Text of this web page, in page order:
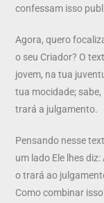
confessam isso
Agora, quero
o seu Criador? O
jovem, na tua
tua mocidade;
trará a julgamento.
Pensando nesse
um lado Ele lhes
o trará ao
Como combinar